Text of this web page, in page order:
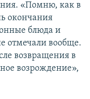
«Помню, как в
окончания
блюда и
отмечали вообще.
возвращения в
возрождение»,